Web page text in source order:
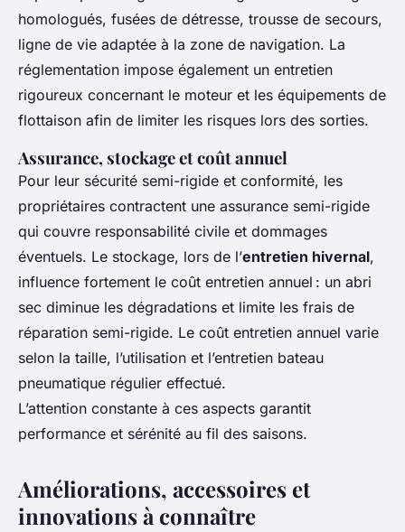
homologués, fusées de détresse, trousse de secours,
ligne de vie adaptée à la zone de navigation. La
réglementation impose également un entretien
rigoureux concernant le moteur et les équipements de
flottaison afin de limiter les risques lors des sorties.
Assurance, stockage et coût annuel
Pour leur sécurité semi-rigide et conformité, les
propriétaires contractent une assurance semi-rigide
qui couvre responsabilité civile et dommages
éventuels. Le stockage, lors de l’entretien hivernal,
influence fortement le coût entretien annuel : un abri
sec diminue les dégradations et limite les frais de
réparation semi-rigide. Le coût entretien annuel varie
selon la taille, l’utilisation et l’entretien bateau
pneumatique régulier effectué.
L’attention constante à ces aspects garantit
performance et sérénité au fil des saisons.
Améliorations, accessoires et
innovations à connaître